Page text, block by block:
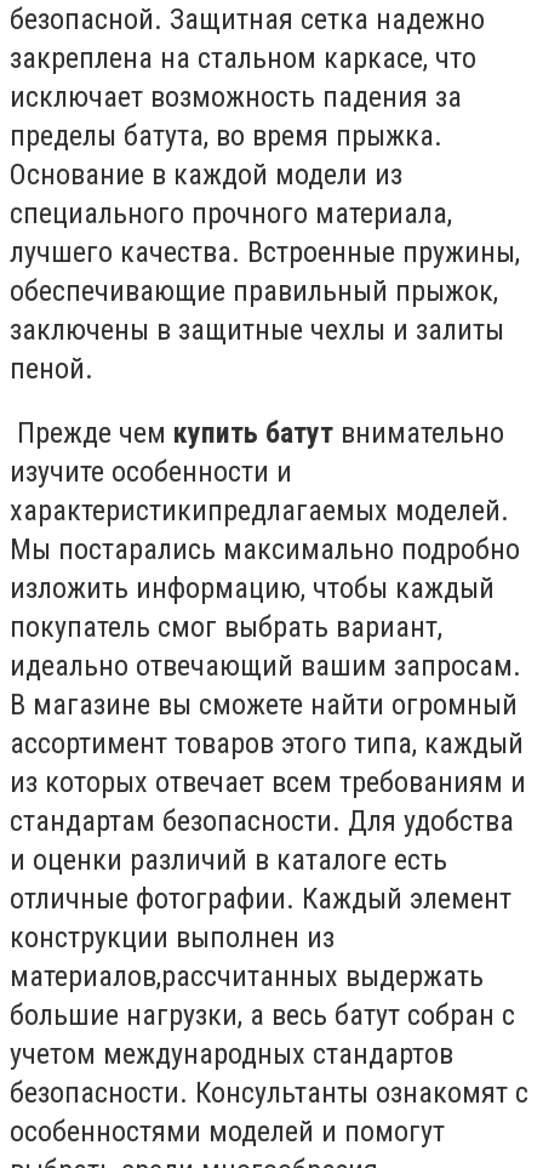
безопасной. Защитная сетка надежно
закреплена на стальном каркасе, что
исключает возможность падения за
пределы батута, во время прыжка.
Основание в каждой модели из
специального прочного материала,
лучшего качества. Встроенные пружины,
обеспечивающие правильный прыжок,
заключены в защитные чехлы и залиты
пеной.
Прежде чем купить батут внимательно
изучите особенности и
характеристикипредлагаемых моделей.
Мы постарались максимально подробно
изложить информацию, чтобы каждый
покупатель смог выбрать вариант,
идеально отвечающий вашим запросам.
В магазине вы сможете найти огромный
ассортимент товаров этого типа, каждый
из которых отвечает всем требованиям и
стандартам безопасности. Для удобства
и оценки различий в каталоге есть
отличные фотографии. Каждый элемент
конструкции выполнен из
материалов,рассчитанных выдержать
большие нагрузки, а весь батут собран с
учетом международных стандартов
безопасности. Консультанты ознакомят с
особенностями моделей и помогут